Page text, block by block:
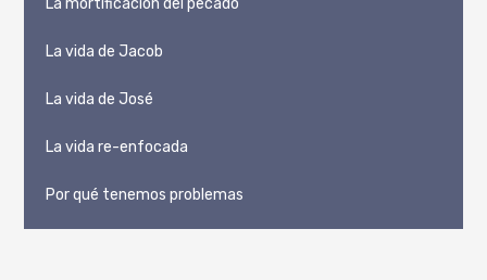
La mortificación del pecado
La vida de Jacob
La vida de José
La vida re-enfocada
Por qué tenemos problemas